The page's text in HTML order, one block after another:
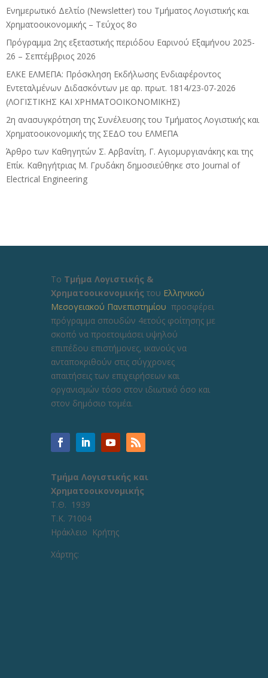
Ενημερωτικό Δελτίο (Newsletter) του Τμήματος Λογιστικής και
Χρηματοοικονομικής – Τεύχος 8ο
Πρόγραμμα 2ης εξεταστικής περιόδου Eαρινού Eξαμήνου 2025-
26 – Σεπτέμβριος 2026
ΕΛΚΕ ΕΛΜΕΠΑ: Πρόσκληση Εκδήλωσης Ενδιαφέροντος
Εντεταλμένων Διδασκόντων με αρ. πρωτ. 1814/23-07-2026
(ΛΟΓΙΣΤΙΚΗΣ ΚΑΙ ΧΡΗΜΑΤΟΟΙΚΟΝΟΜΙΚΗΣ)
2η ανασυγκρότηση της Συνέλευσης του Τμήματος Λογιστικής και
Χρηματοοικονομικής της ΣΕΔΟ του ΕΛΜΕΠΑ
Άρθρο των Καθηγητών Σ. Αρβανίτη, Γ. Αγιομυργιανάκης και της
Επίκ. Καθηγήτριας Μ. Γρυδάκη δημοσιεύθηκε στο Journal of
Electrical Engineering
Το Τμήμα Λογιστικής &
Χρηματοοικονομικής του Ελληνικού
Μεσογειακού Πανεπιστημίου προσφέρει
πρόγραμμα σπουδών 4ετούς φοίτησης με
σκοπό να προετοιμάσει υψηλού
επιπέδου επιστήμονες, ικανούς να
ανταποκριθούν στις σύγχρονες
απαιτήσεις των επιχειρήσεων και
οργανισμών τόσο στον ιδιωτικό όσο και
στον δημόσιο τομέα.
Τμήμα Λογιστικής και
Χρηματοοικονομικής
Τ.Θ. 1939
Τ.Κ. 71004
Ηράκλειο Κρήτης
Χάρτης: